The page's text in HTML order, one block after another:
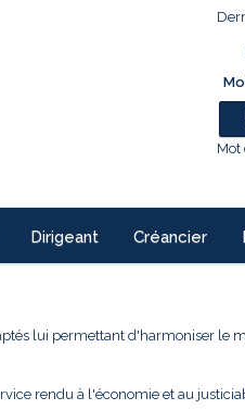
Mot
Dirigeant Créancier
lui permettant d'harmoniser le
rendu à l'économie et au